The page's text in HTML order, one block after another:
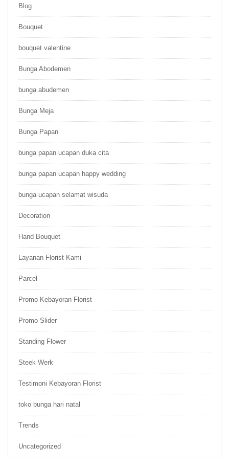
Blog
Bouquet
bouquet valentine
Bunga Abodemen
bunga abudemen
Bunga Meja
Bunga Papan
bunga papan ucapan duka cita
bunga papan ucapan happy wedding
bunga ucapan selamat wisuda
Decoration
Hand Bouquet
Layanan Florist Kami
Parcel
Promo Kebayoran Florist
Promo Slider
Standing Flower
Steek Werk
Testimoni Kebayoran Florist
toko bunga hari natal
Trends
Uncategorized